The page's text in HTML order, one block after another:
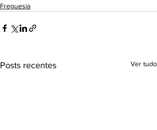
Freguesia
Posts recentes Ver tudo